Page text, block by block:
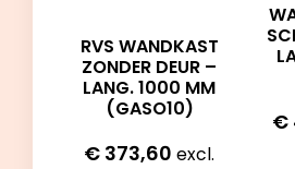
RVS WANDKAST
ZONDER DEUR –
LANG. 1000 MM
(GASO10)
€ 373,60 excl.
€